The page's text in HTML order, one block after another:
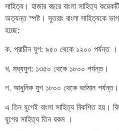
সাহিত্য। হাজার বছরে বাংলা সাহিত্য
অত্যন্ত স্পষ্ট। সুতরাং বাংলা সাহিত্যকে
হচ্ছে:
ক. প্রাচীন যুগ: ৯৫০ থেকে ১২০০ পর্যন্ত ।
খ. মধ্যযুগ: ১৩৫০ থেকে ১৮০০ পর্যন্ত।
গ. আধুনিক যুগ ১৮০০ থেকে বর্তমান পর্যন্ত।
এ তিন যুগেই বাংলা সাহিত্য বিকশিত হয়।
যুগের সাহিত্য তিন রকম ।